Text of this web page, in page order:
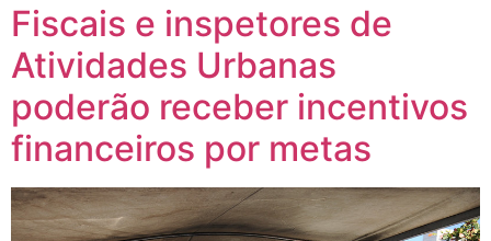
Fiscais e inspetores de
Atividades Urbanas
poderão receber incentivos
financeiros por metas